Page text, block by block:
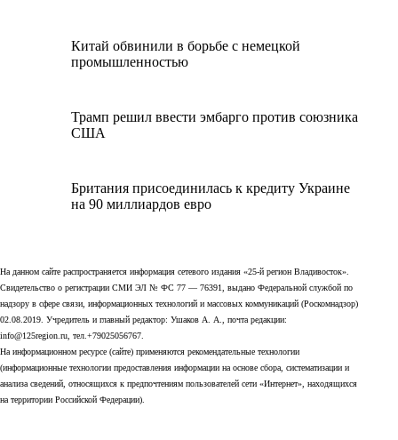
Китай обвинили в борьбе с немецкой
промышленностью
Трамп решил ввести эмбарго против союзника
США
Британия присоединилась к кредиту Украине
на 90 миллиардов евро
На данном сайте распространяется информация сетевого издания «25-й регион Владивосток».
Свидетельство о регистрации СМИ ЭЛ № ФС 77 — 76391, выдано Федеральной службой по
надзору в сфере связи, информационных технологий и массовых коммуникаций (Роскомнадзор)
02.08.2019. Учредитель и главный редактор: Ушаков А. А., почта редакции:
info@125region.ru, тел.+79025056767.
На информационном ресурсе (сайте) применяются рекомендательные технологии
(информационные технологии предоставления информации на основе сбора, систематизации и
анализа сведений, относящихся к предпочтениям пользователей сети «Интернет», находящихся
на территории Российской Федерации).